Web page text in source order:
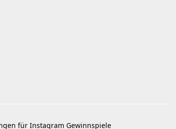
für Instagram Gewinnspiele